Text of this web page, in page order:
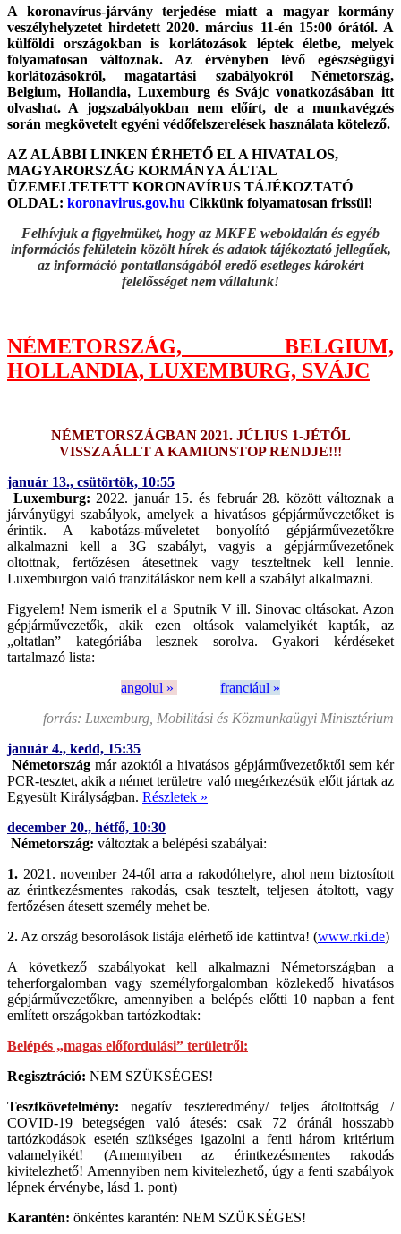
A koronavírus-járvány terjedése miatt a magyar kormány
veszélyhelyzetet hirdetett 2020. március 11-én 15:00 órától. A
külföldi országokban is korlátozások léptek életbe, melyek
folyamatosan változnak. Az érvényben lévő egészségügyi
korlátozásokról, magatartási szabályokról Németország,
Belgium, Hollandia, Luxemburg és Svájc vonatkozásában itt
olvashat. A jogszabályokban nem előírt, de a munkavégzés
során megkövetelt egyéni védőfelszerelések használata kötelező.
AZ ALÁBBI LINKEN ÉRHETŐ EL A HIVATALOS,
MAGYARORSZÁG KORMÁNYA ÁLTAL
ÜZEMELTETETT KORONAVÍRUS TÁJÉKOZTATÓ
OLDAL: koronavirus.gov.hu Cikkünk folyamatosan frissül!
Felhívjuk a figyelmüket, hogy az MKFE weboldalán és egyéb
információs felületein közölt hírek és adatok tájékoztató jellegűek,
az információ pontatlanságából eredő esetleges károkért
felelősséget nem vállalunk!
NÉMETORSZÁG, BELGIUM,
HOLLANDIA, LUXEMBURG, SVÁJC
NÉMETORSZÁGBAN 2021. JÚLIUS 1-JÉTŐL
VISSZAÁLLT A KAMIONSTOP RENDJE!!!
január 13., csütörtök, 10:55
Luxemburg: 2022. január 15. és február 28. között változnak a
járványügyi szabályok, amelyek a hivatásos gépjárművezetőket is
érintik. A kabotázs-műveletet bonyolító gépjárművezetőkre
alkalmazni kell a 3G szabályt, vagyis a gépjárművezetőnek
oltottnak, fertőzésen átesettnek vagy teszteltnek kell lennie.
Luxemburgon való tranzitáláskor nem kell a szabályt alkalmazni.
Figyelem! Nem ismerik el a Sputnik V ill. Sinovac oltásokat. Azon
gépjárművezetők, akik ezen oltások valamelyikét kapták, az
„oltatlan” kategóriába lesznek sorolva. Gyakori kérdéseket
tartalmazó lista:
angolul »
franciául »
forrás: Luxemburg, Mobilitási és Közmunkaügyi Minisztérium
január 4., kedd, 15:35
Németország már azoktól a hivatásos gépjárművezetőktől sem kér
PCR-tesztet, akik a német területre való megérkezésük előtt jártak az
Egyesült Királyságban. Részletek »
december 20., hétfő, 10:30
Németország: változtak a belépési szabályai:
1. 2021. november 24-től arra a rakodóhelyre, ahol nem biztosított
az érintkezésmentes rakodás, csak tesztelt, teljesen átoltott, vagy
fertőzésen átesett személy mehet be.
2. Az ország besorolások listája elérhető ide kattintva! (www.rki.de)
A következő szabályokat kell alkalmazni Németországban a
teherforgalomban vagy személyforgalomban közlekedő hivatásos
gépjárművezetőkre, amennyiben a belépés előtti 10 napban a fent
említett országokban tartózkodtak:
Belépés „magas előfordulási” területről:
Regisztráció: NEM SZÜKSÉGES!
Tesztkövetelmény:negatív teszteredmény/ teljes átoltottság /
COVID-19 betegségen való átesés: csak 72 óránál hosszabb
tartózkodások esetén szükséges igazolni a fenti három kritérium
valamelyikét! (Amennyiben az érintkezésmentes rakodás
kivitelezhető! Amennyiben nem kivitelezhető, úgy a fenti szabályok
lépnek érvénybe, lásd 1. pont)
Karantén: önkéntes karantén: NEM SZÜKSÉGES!